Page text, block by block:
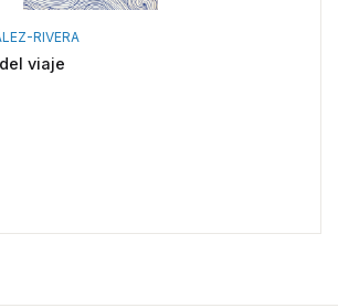
RIVERA
viaje